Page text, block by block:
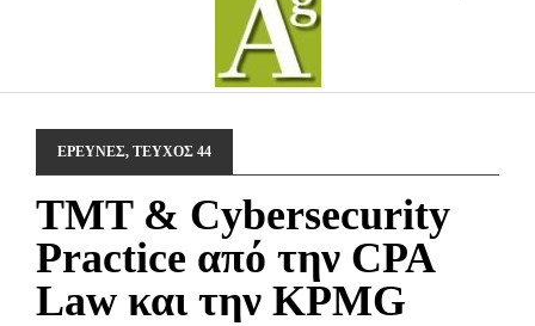
ΕΡΕΥΝΕΣ, ΤΕΥΧΟΣ 44
TMT & Cybersecurity
Practice από την CPA
Law και την KPMG